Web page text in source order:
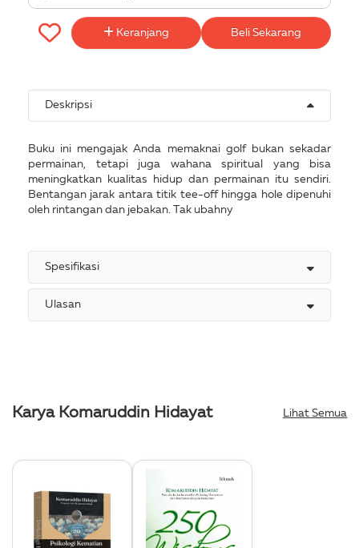
Keranjang Beli Sekarang
Deskripsi
Buku ini mengajak Anda memaknai golf bukan sekadar
permainan, tetapi juga wahana spiritual yang bisa
meningkatkan kualitas hidup dan permainan itu sendiri.
Bentangan jarak antara titik tee-off hingga hole dipenuhi
oleh rintangan dan jebakan. Tak ubahny
Spesifikasi
Ulasan
Karya Komaruddin Hidayat Lihat Semua